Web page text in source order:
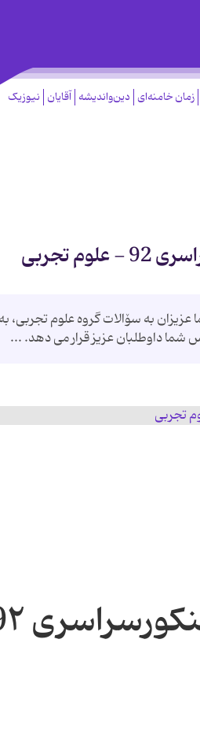
زمان خامنه‌ای دین‌واندیشه آقایان نیوزیک
تجربی
به سۆالات گروه ‌علوم تجربی،
شما داوطلبان عزیز قرار می دهد. ...
9٢